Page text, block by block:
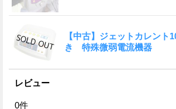
【中古】ジェットカレント
き 特殊微弱電流機器
レビュー
0件